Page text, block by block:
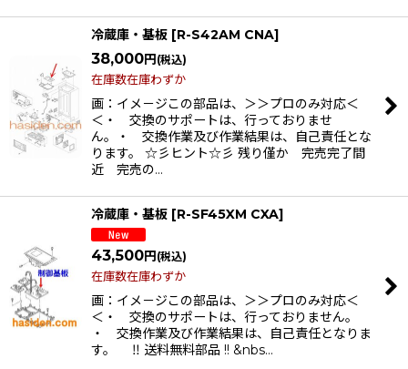
冷蔵庫・基板 [R-S42AM CNA]
38,000円 (税込)
在庫数在庫わずか
画：イメ－ジこの部品は、＞＞プロのみ対応＜
＜・ 交換のサポートは、行っておりませ
ん。・ 交換作業及び作業結果は、自己責任とな
ります。 ☆彡ヒント☆彡 残り僅か 完売完了間
近 完売の…
冷蔵庫・基板 [R-SF45XM CXA]
43,500円 (税込)
在庫数在庫わずか
画：イメ－ジこの部品は、＞＞プロのみ対応＜
＜・ 交換のサポートは、行っておりません。
・ 交換作業及び作業結果は、自己責任となりま
す。 ‼ 送料無料部品 !! &nbs…